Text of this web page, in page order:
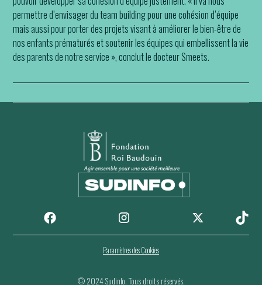
permettre d’envisager du team building pour une cohésion d’équipe
mais aussi pour porter des projets visant à améliorer le bien-être de
nos enfants prématurés et soutenir les équipes qui embellissent la vie
des parents de notre service », conclut le docteur Smeets.
© 2024 Sudinfo. Tous droits réservés.
Paramètres des Cookies